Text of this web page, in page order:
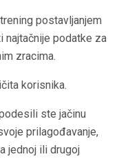
postavljanjem
najtačnije podatke za
zracima.
korisnika.
ste jačinu
prilagođavanje,
jednoj ili drugoj